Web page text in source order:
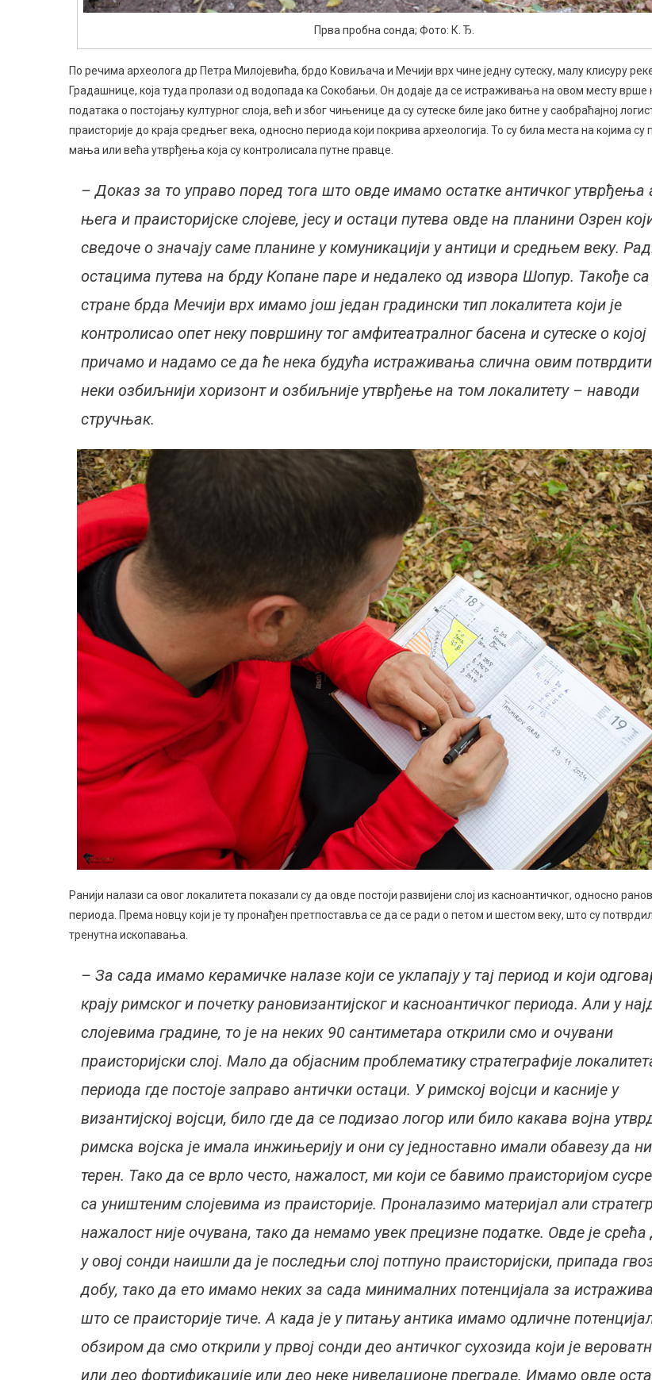
Прва пробна сонда; Фото: К. Ђ.
По речима археолога др Петра Милојевића, брдо Ковиљача и Мечији врх чине једну сутеску, малу клисуру
Градашнице, која туда пролази од водопада ка Сокобањи. Он додаје да се истраживања на овом месту врше
података о постојању културног слоја, већ и због чињенице да су сутеске биле јако битне у саобраћајној
праисторије до краја средњег века, односно периода који покрива археологија. То су била места на којима су
мања или већа утврђења која су контролисала путне правце.
– Доказ за то управо поред тога што овде имамо остатке античког утврђења
њега и праисторијске слојеве, јесу и остаци путева овде на планини Озрен
сведоче о значају саме планине у комуникацији у антици и средњем веку.
остацима путева на брду Копане паре и недалеко од извора Шопур. Такође са
стране брда Мечији врх имамо још један градински тип локалитета који је
контролисао опет неку површину тог амфитеатралног басена и сутеске о којој
причамо и надамо се да ће нека будућа истраживања слична овим
неки озбиљнији хоризонт и озбиљније утврђење на том локалитету – наводи
стручњак.
Ранији налази са овог локалитета показали су да овде постоји развијени слој из касноантичког, односно
периода. Према новцу који је ту пронађен претпоставља се да се ради о петом и шестом веку, што су
тренутна ископавања.
– За сада имамо керамичке налазе који се уклапају у тај период и који
крају римског и почетку рановизантијског и касноантичког периода. Али у
слојевима градине, то је на неких 90 сантиметара открили смо и очувани
праисторијски слој. Мало да објасним проблематику стратеграфије
периода где постоје заправо антички остаци. У римској војсци и касније у
византијској војсци, било где да се подизао логор или било какава војна
римска војска је имала инжињерију и они су једноставно имали обавезу да
терен. Тако да се врло често, нажалост, ми који се бавимо праисторијом
са уништеним слојевима из праисторије. Проналазимо материјал али
нажалост није очувана, тако да немамо увек прецизне податке. Овде је
у овој сонди наишли да је последњи слој потпуно праисторијски, припада
добу, тако да ето имамо неких за сада минималних потенцијала за
што се праисторије тиче. А када је у питању антика имамо одличне
обзиром да смо открили у првој сонди део античког сухозида који је
или део фортификације или део неке нивелационе преграде. Имамо овде